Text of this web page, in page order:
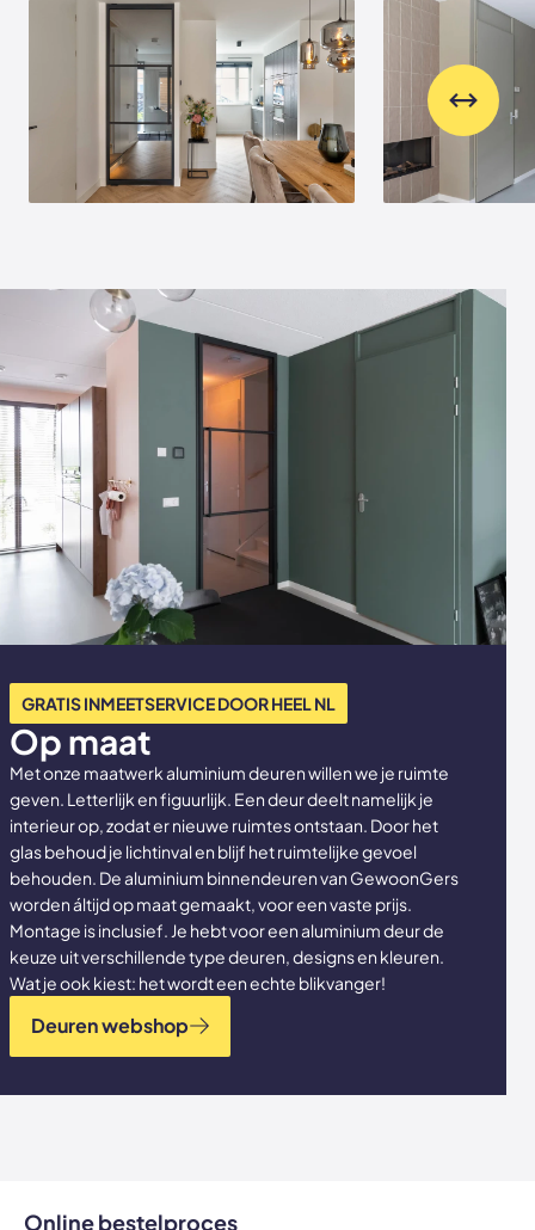
GRATIS INMEETSERVICE DOOR HEEL NL
Op maat
Met onze maatwerk aluminium deuren willen we je ruimte
geven. Letterlijk en figuurlijk. Een deur deelt namelijk je
interieur op, zodat er nieuwe ruimtes ontstaan. Door het
glas behoud je lichtinval en blijf het ruimtelijke gevoel
behouden. De aluminium binnendeuren van GewoonGers
worden áltijd op maat gemaakt, voor een vaste prijs.
Montage is inclusief. Je hebt voor een aluminium deur de
keuze uit verschillende type deuren, designs en kleuren.
Wat je ook kiest: het wordt een echte blikvanger!
Deuren webshop
Online bestelproces